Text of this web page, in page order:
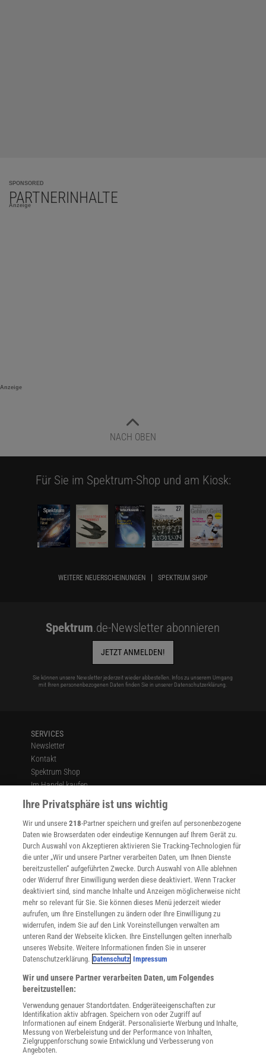
SPONSORED
PARTNERINHALTE
Anzeige
Anzeige
NACH OBEN
Für Sie im Spektrum-Shop und am Kiosk:
WEITERE NEUERSCHEINUNGEN SPEKTRUM SHOP
Spektrum.de-Newsletter abonnieren
JETZT ANMELDEN!
Sie können unsere Newsletter jederzeit wieder abbestellen. Infos zu unserem Umgang
mit Ihren personenbezogenen Daten finden Sie in unserer Datenschutzerklärung
SERVICES
Newsletter
Kontakt
Spektrum Shop
Im Handel kaufen
Presse
Verträge kündigen
Widerruf
INFO
Mediadaten
Datenschutz
Nutzungsbedingungen
Cookie-Einstellungen
Utiq verwalten
Nutzungsbasierte Onlinewerbung
Alle Artikel
Impressum
Angebote für Schulen
Angebote für Institutionen
Sprachen lernen mit Gymglish
Lexika
Für Spektrum schreiben
Zugänglichkeitserklärung
Ihre Privatsphäre ist uns wichtig
Wir und unsere218-Partner speichern und greifen auf personenbezogene
Daten wie Browserdaten oder eindeutige Kennungen auf Ihrem Gerät zu.
Durch Auswahl von Akzeptieren aktivieren Sie Tracking-Technologien für
die unter „Wir und unsere Partner verarbeiten Daten, um Ihnen Dienste
bereitzustellen“ aufgeführten Zwecke. Durch Auswahl von Alle ablehnen
oder Widerruf Ihrer Einwilligung werden diese deaktiviert. Wenn Tracker
deaktiviert sind, sind manche Inhalte und Anzeigen möglicherweise nicht
mehr so relevant für Sie. Sie können dieses Menü jederzeit wieder
aufrufen, um Ihre Einstellungen zu ändern oder Ihre Einwilligung zu
widerrufen, indem Sie auf den Link Voreinstellungen verwalten am
unteren Rand der Webseite klicken. Ihre Einstellungen gelten innerhalb
unseres Website. Weitere Informationen finden Sie in unserer
Datenschutzerklärung. Datenschutz Impressum
Wir und unsere Partner verarbeiten Daten, um Folgendes
bereitzustellen:
Verwendung genauer Standortdaten. Endgeräteeigenschaften zur
Identifikation aktiv abfragen. Speichern von oder Zugriff auf
Informationen auf einem Endgerät. Personalisierte Werbung und Inhalte,
Messung von Werbeleistung und der Performance von Inhalten,
Zielgruppenforschung sowie Entwicklung und Verbesserung von
Angeboten.